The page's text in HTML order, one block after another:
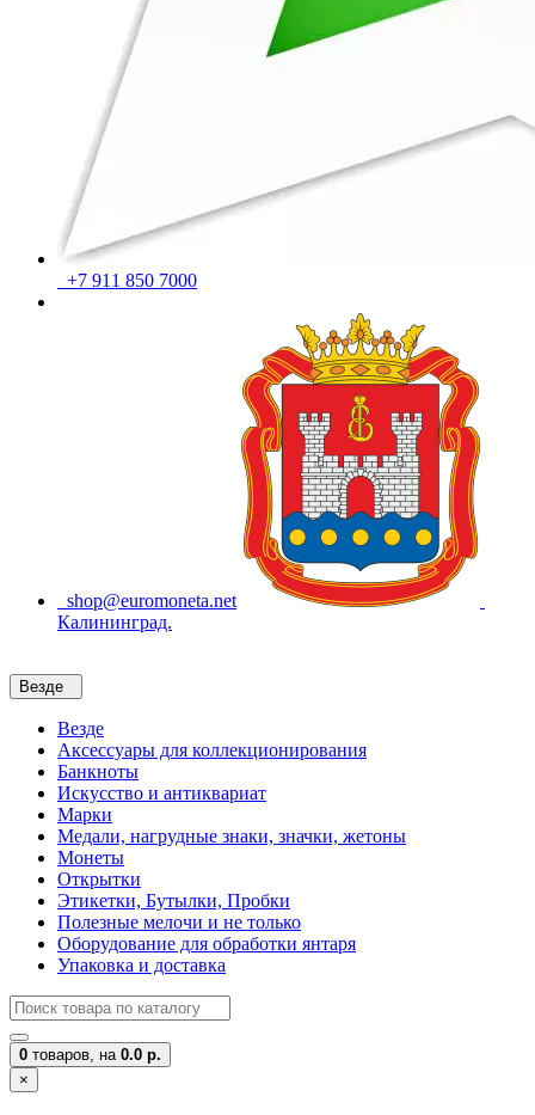
+7 911 850 7000
shop@euromoneta.net
Калининград.
Везде
Везде
Аксессуары для коллекционирования
Банкноты
Искусство и антиквариат
Марки
Медали, нагрудные знаки, значки, жетоны
Монеты
Открытки
Этикетки, Бутылки, Пробки
Полезные мелочи и не только
Оборудование для обработки янтаря
Упаковка и доставка
0 товаров, на 0.0 р.
×